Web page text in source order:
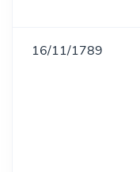
16/11/1789